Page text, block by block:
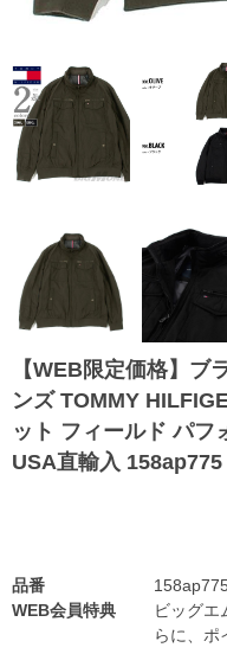
【WEB限定価格】ブ
ンズ TOMMY
ット フィールド パフ
USA直輸入 158ap775
品番
WEB会員特典
ビッグエ
らに、ポ